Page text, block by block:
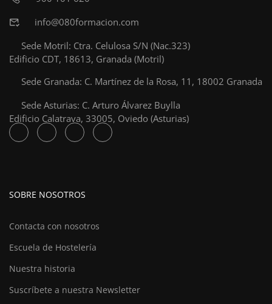
info@080formacion.com
Sede Motril: Ctra. Celulosa S/N (Nac.323)
Edificio CDT, 18613, Granada (Motril)
Sede Granada: C. Martínez de la Rosa, 11, 18002 Granada
Sede Asturias: C. Arturo Álvarez Buylla
Edificio Calatrava, 33005, Oviedo (Asturias)
SOBRE NOSOTROS
Contacta con nosotros
Escuela de Hostelería
Nuestra historia
Suscríbete a nuestra Newsletter